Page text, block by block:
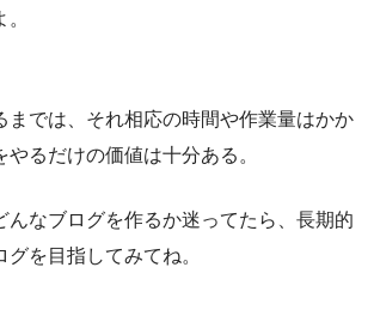
までは、それ相応の時間や作業量はかか
やるだけの価値は十分ある。
んなブログを作るか迷ってたら、長期的
を目指してみてね。